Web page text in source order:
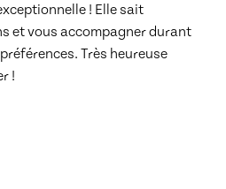
! Elle sait
et vous accompagner durant
Très heureuse
!